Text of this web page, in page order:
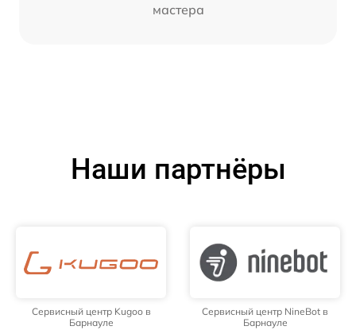
мастера
Наши партнёры
Сервисный центр Kugoo в
Барнауле
Сервисный центр NineBot в
Барнауле